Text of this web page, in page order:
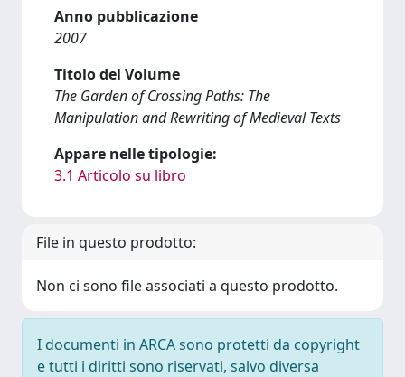
Anno pubblicazione
2007
Titolo del Volume
The Garden of Crossing Paths: The
Manipulation and Rewriting of Medieval Texts
Appare nelle tipologie:
3.1 Articolo su libro
File in questo prodotto:
Non ci sono file associati a questo prodotto.
I documenti in ARCA sono protetti da copyright
e tutti i diritti sono riservati, salvo diversa